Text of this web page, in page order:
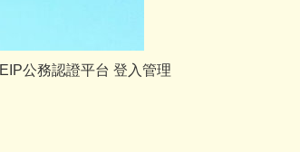
EIP公務認證平台 登入管理